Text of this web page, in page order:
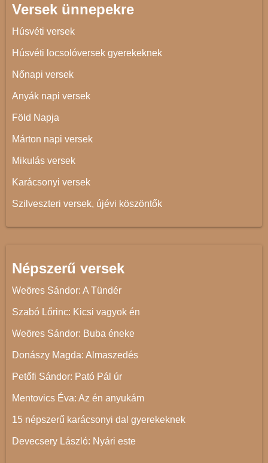
Versek ünnepekre
Húsvéti versek
Húsvéti locsolóversek gyerekeknek
Nőnapi versek
Anyák napi versek
Föld Napja
Márton napi versek
Mikulás versek
Karácsonyi versek
Szilveszteri versek, újévi köszöntők
Népszerű versek
Weöres Sándor: A Tündér
Szabó Lőrinc: Kicsi vagyok én
Weöres Sándor: Buba éneke
Donászy Magda: Almaszedés
Petőfi Sándor: Pató Pál úr
Mentovics Éva: Az én anyukám
15 népszerű karácsonyi dal gyerekeknek
Devecsery László: Nyári este